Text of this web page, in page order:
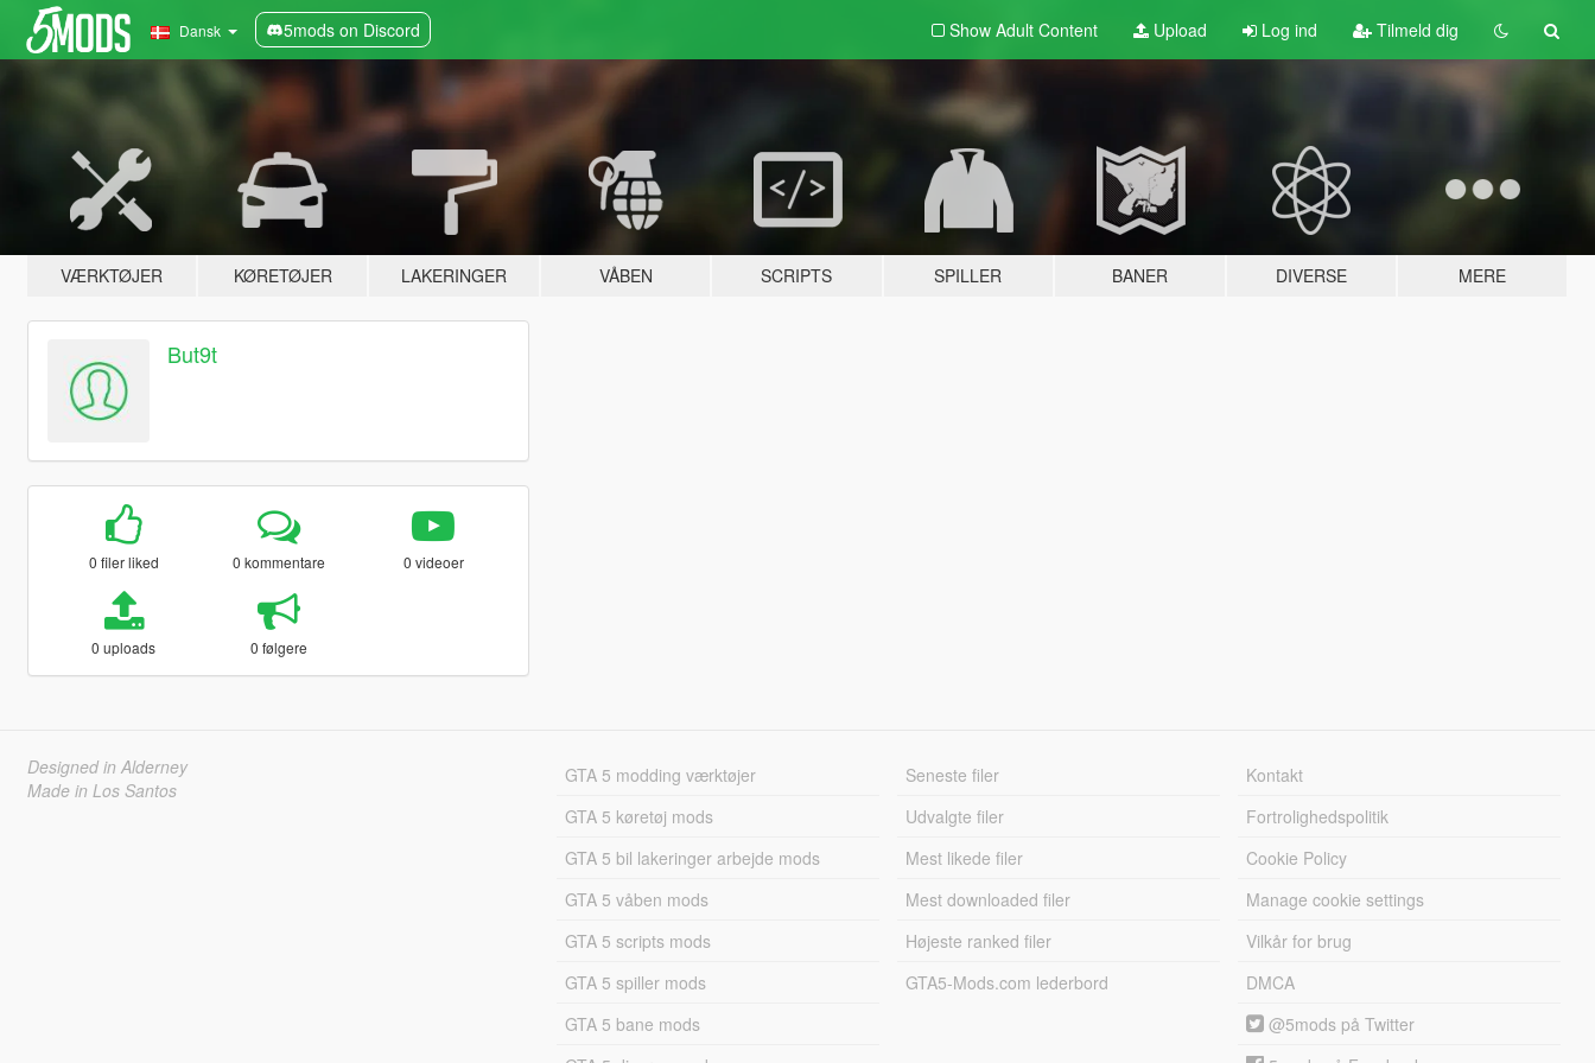
Dansk 5mods on Discord Show Adult Content Upload Log ind Tilmeld dig
VÆRKTØJER KØRETØJER LAKERINGER VÅBEN SCRIPTS SPILLER BANER DIVERSE MERE
But9t
0 filer liked 0 kommentare 0 videoer
0 uploads 0 følgere
Designed in Alderney
Made in Los Santos
GTA 5 modding værktøjer
GTA 5 køretøj mods
GTA 5 bil lakeringer arbejde mods
GTA 5 våben mods
GTA 5 scripts mods
GTA 5 spiller mods
GTA 5 bane mods
Seneste filer
Udvalgte filer
Mest likede filer
Mest downloaded filer
Højeste ranked filer
GTA5-Mods.com lederbord
Kontakt
Fortrolighedspolitik
Cookie Policy
Manage cookie settings
Vilkår for brug
DMCA
@5mods på Twitter